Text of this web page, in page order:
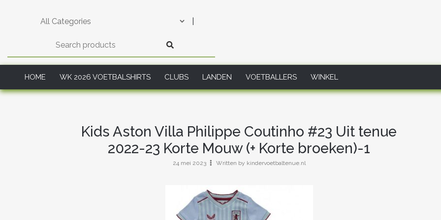
HOME WK 2026 VOETBALSHIRTS CLUBS LANDEN VOETBALLERS WINKEL
Kids Aston Villa Philippe Coutinho #23 Uit tenue
2022-23 Korte Mouw (+ Korte broeken)-1
24 mei 2023 Written by kindervoetbaltenue.nl